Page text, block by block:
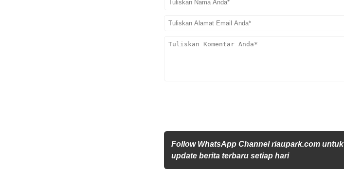
Follow WhatsApp Channel riaupark.com untuk
update berita terbaru setiap hari